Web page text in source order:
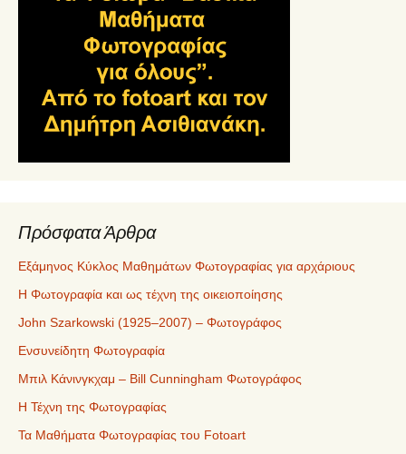
Πρόσφατα Άρθρα
Εξάμηνος Κύκλος Μαθημάτων Φωτογραφίας για αρχάριους
Η Φωτογραφία και ως τέχνη της οικειοποίησης
John Szarkowski (1925–2007) – Φωτογράφος
Ενσυνείδητη Φωτογραφία
Μπιλ Κάνινγκχαμ – Bill Cunningham Φωτογράφος
Η Τέχνη της Φωτογραφίας
Τα Μαθήματα Φωτογραφίας του Fotoart